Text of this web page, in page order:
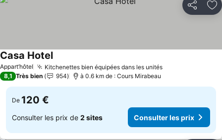
Partager
Appart’hôtel Kitchenettes bien équipées dans les unités
Casa Hotel
8,1 Très bien 954 à 0.6 km de : Cours Mirabeau
De 120 €
Consulter les prix de 2 sites Consulter les prix